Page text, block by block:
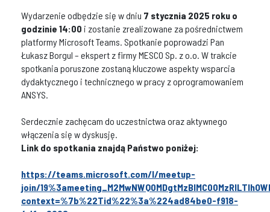
Wydarzenie odbędzie się w dniu 7 stycznia 2025 roku o
godzinie 14:00 i zostanie zrealizowane za pośrednictwem
platformy Microsoft Teams. Spotkanie poprowadzi Pan
Łukasz Borgul – ekspert z firmy MESCO Sp. z o.o. W trakcie
spotkania poruszone zostaną kluczowe aspekty wsparcia
dydaktycznego i technicznego w pracy z oprogramowaniem
ANSYS.
Serdecznie zachęcam do uczestnictwa oraz aktywnego
włączenia się w dyskusję.
Link do spotkania znajdą Państwo poniżej:
https://teams.microsoft.com/l/meetup-
join/
context=%7b%22Tid%22%3a%224ad84be0-f918-